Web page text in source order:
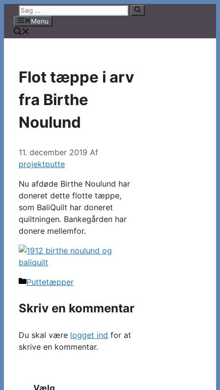
indhold
Søg
efter:Menu
Flot tæppe i arv
fra Birthe
Noulund
11. december 2019 Af
projektputte
Nu afdøde Birthe Noulund har
doneret dette flotte tæppe,
som BaliQuilt har doneret
quiltningen. Bankegården har
donere mellemfor.
Kategorier
Puttetæpper
Skriv en kommentar
Du skal være logget ind for at
skrive en kommentar.
Vælg